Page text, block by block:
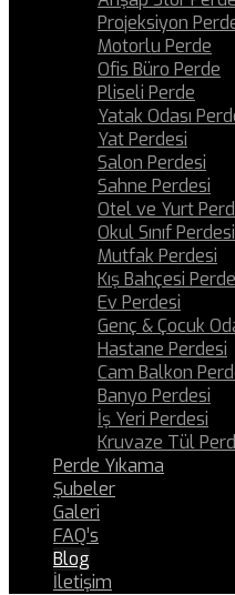
Projeksiyon
Motorlu Perde
Ofis Büro Perde
Pliseli Perde
Yatak Odası
Yat Perdesi
Salon Perdesi
Sahne Perdesi
Otel ve Yurt
Okul Sınıf Perdesi
Mutfak Perdesi
Kış Bahçesi
Ev Perdesi
Genç & Çocuk
Hastane Perdesi
Cam Balkon
Banyo Perdesi
İş Yeri Perdesi
Kruvaze Tül
Perde Yıkama
Şubeler
Galeri
FAQ’s
Blog
İletişim